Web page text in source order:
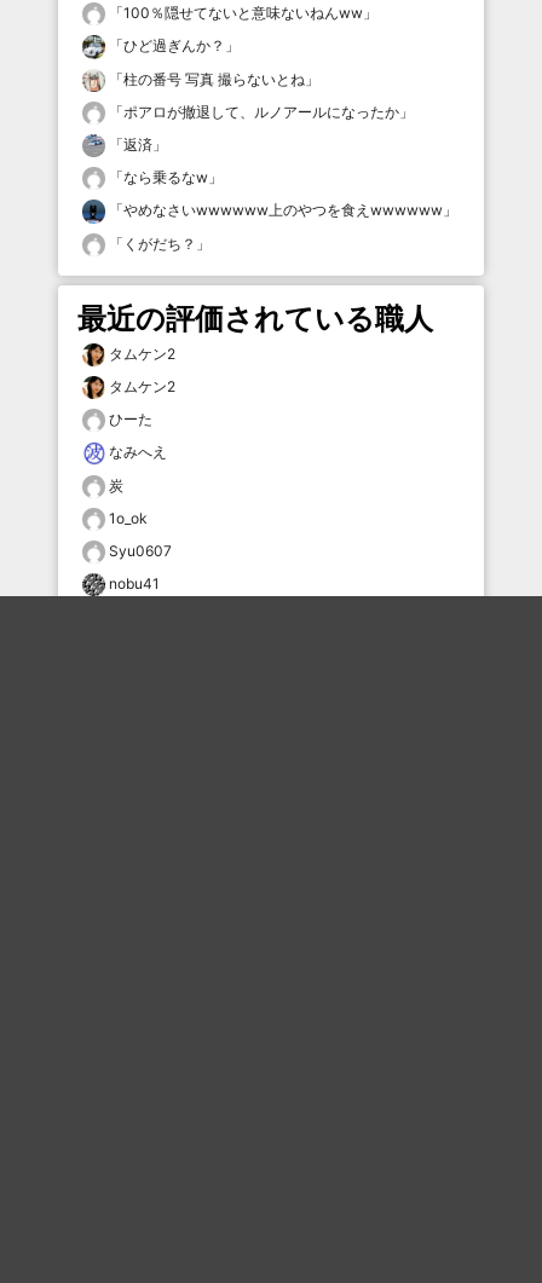
「100％隠せてないと意味ないねんww 」
「ひど過ぎんか？ 」
「柱の番号 写真 撮らないとね 」
「ポアロが撤退して、ルノアールになったか 」
「返済 」
「なら乗るなw 」
「やめなさいwwwwww上のやつを食えwwwwww 」
「 くがだち？ 」
最近の評価されている職人
タムケン2
タムケン2
ひーた
なみへえ
炭
1o_ok
Syu0607
nobu41